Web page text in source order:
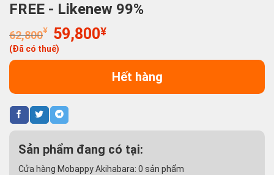
FREE - Likenew 99%
62,800¥
Giá
gốc
là:
59,800¥Giá
tại
là:
59,800¥.
(Đã có thuế)
Hết hàng
Sản phẩm đang có tại:
Cửa hàng Mobappy Akihabara: 0 sản phẩm